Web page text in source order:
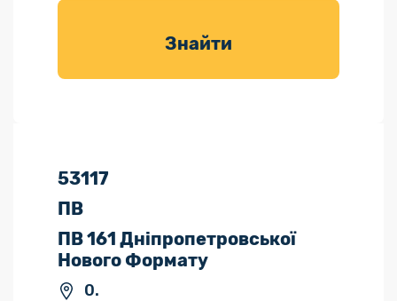
товарів для
Знайти
53117
ПВ
ПВ 161 Дніпропетровської
Нового Формату
0.